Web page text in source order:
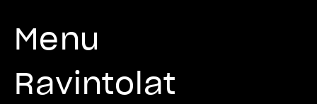
Menu
Ravintolat